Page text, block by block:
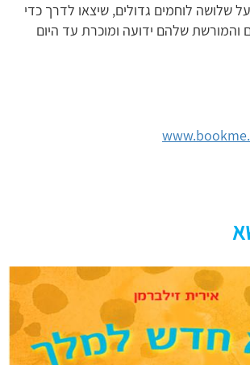
שלושה לוחמים גדולים, שיצאו לדרך כדי
שלהם ידועה ומוכרת עד היום